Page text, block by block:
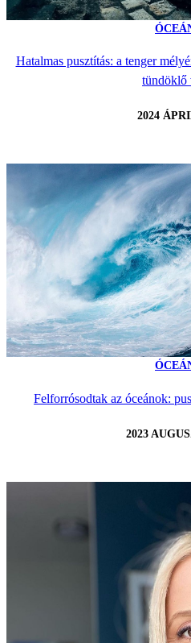
Hatalmas pusztítás: a tenger
tündöklő
2024
Felforrósodtak az óceánok:
2023